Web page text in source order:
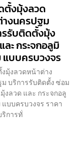
ตั้งมุ้งลวด
างนครปฐม
รรับติดตั้งมุ้ง
ละ กระจกอลูมิ
แบบครบวงจร
มุ้งลวดหน้าต่าง
บริการรับติดตั้ง ซ่อม
งลวด และ กระจกอลู
แบบครบวงจร ราคา
ริการทั่